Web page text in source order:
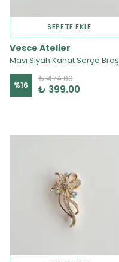
SEPETE EKLE
Vesce Atelier
Mavi Siyah Kanat Serçe Broş
%16
₺ 474.00
₺ 399.00